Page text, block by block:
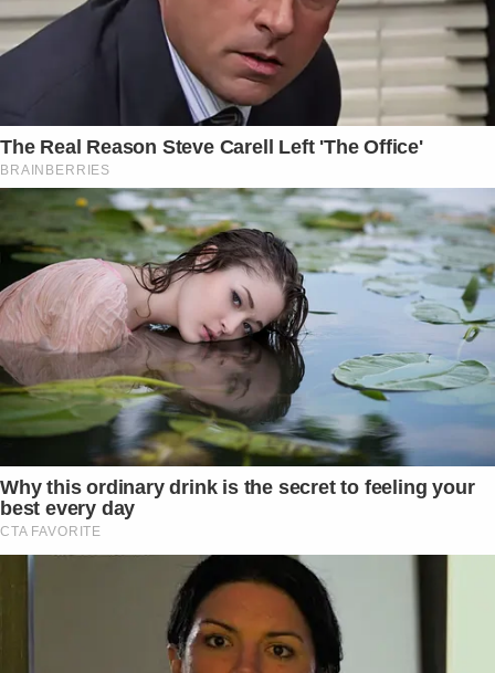
The Real Reason Steve Carell Left 'The Office'
BRAINBERRIES
Why this ordinary drink is the secret to feeling your
best every day
CTA FAVORITE